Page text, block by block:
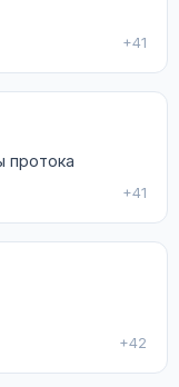
+41
протока
+41
+42